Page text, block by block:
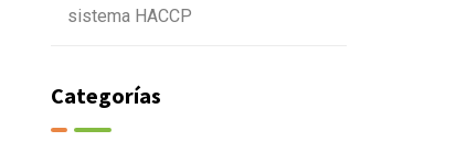
sistema HACCP
Categorías